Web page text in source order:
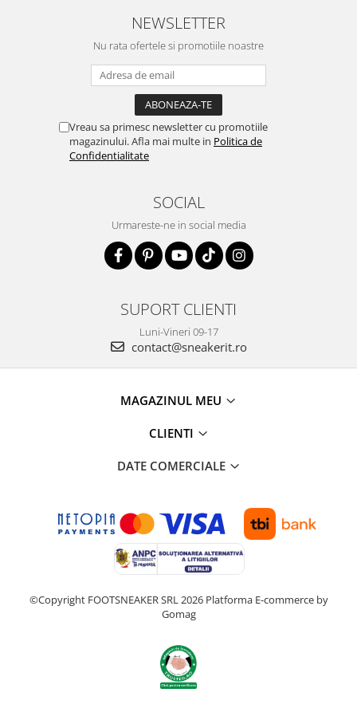
NEWSLETTER
Nu rata ofertele si promotiile noastre
Vreau sa primesc newsletter cu promotiile
magazinului. Afla mai multe in Politica de
Confidentialitate
SOCIAL
Urmareste-ne in social media
SUPORT CLIENTI
Luni-Vineri 09-17
contact@sneakerit.ro
MAGAZINUL MEU
CLIENTI
DATE COMERCIALE
©Copyright FOOTSNEAKER SRL 2026 Platforma E-commerce by
Gomag